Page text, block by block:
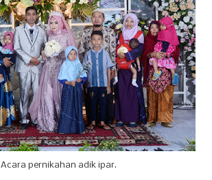
Acara pernikahan adik ipar.